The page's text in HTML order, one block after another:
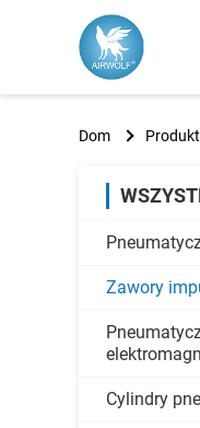
Dom
Zawory
Cylindry